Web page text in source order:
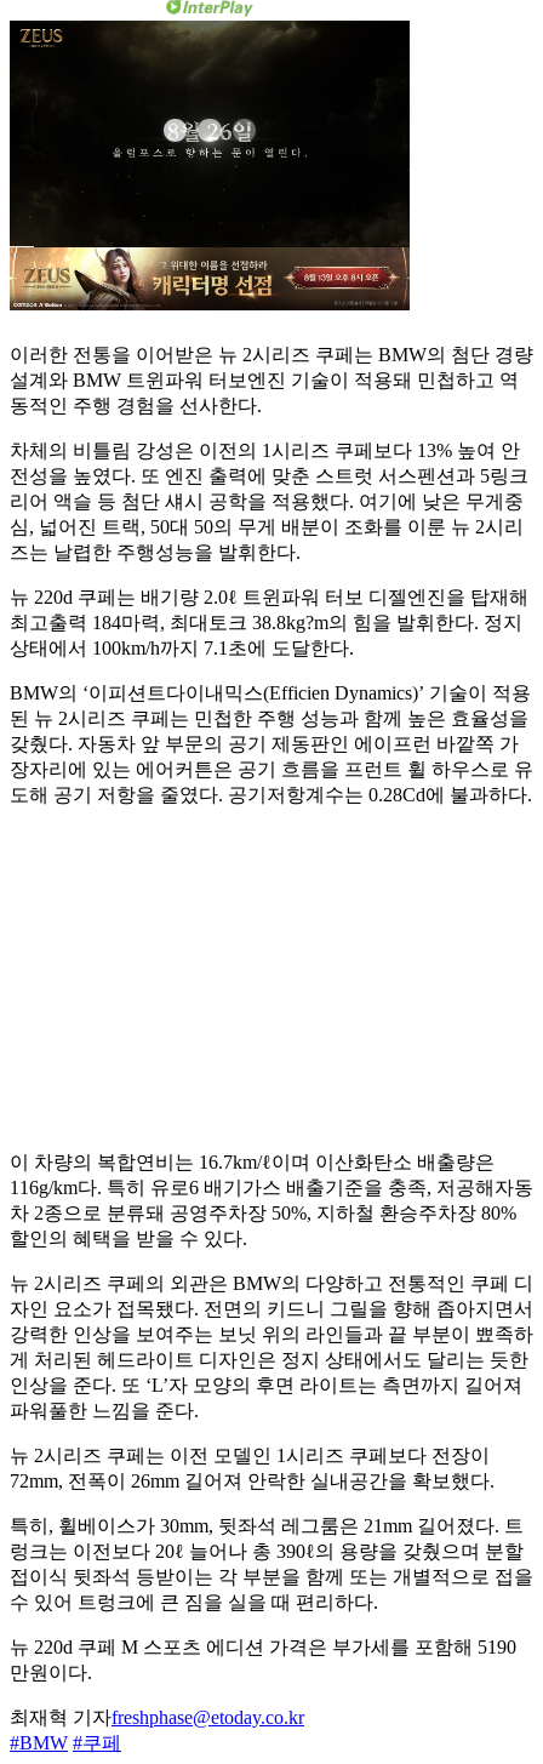
이러한 전통을 이어받은 뉴 2시리즈 쿠페는 BMW의 첨단 경량
설계와 BMW 트윈파워 터보엔진 기술이 적용돼 민첩하고 역
동적인 주행 경험을 선사한다.
차체의 비틀림 강성은 이전의 1시리즈 쿠페보다 13% 높여 안
전성을 높였다. 또 엔진 출력에 맞춘 스트럿 서스펜션과 5링크
리어 액슬 등 첨단 섀시 공학을 적용했다. 여기에 낮은 무게중
심, 넓어진 트랙, 50대 50의 무게 배분이 조화를 이룬 뉴 2시리
즈는 날렵한 주행성능을 발휘한다.
뉴 220d 쿠페는 배기량 2.0ℓ 트윈파워 터보 디젤엔진을 탑재해
최고출력 184마력, 최대토크 38.8kg?m의 힘을 발휘한다. 정지
상태에서 100km/h까지 7.1초에 도달한다.
BMW의 ‘이피션트다이내믹스(Efficien Dynamics)’ 기술이 적용
된 뉴 2시리즈 쿠페는 민첩한 주행 성능과 함께 높은 효율성을
갖췄다. 자동차 앞 부문의 공기 제동판인 에이프런 바깥쪽 가
장자리에 있는 에어커튼은 공기 흐름을 프런트 휠 하우스로 유
도해 공기 저항을 줄였다. 공기저항계수는 0.28Cd에 불과하다.
이 차량의 복합연비는 16.7km/ℓ이며 이산화탄소 배출량은
116g/km다. 특히 유로6 배기가스 배출기준을 충족, 저공해자동
차 2종으로 분류돼 공영주차장 50%, 지하철 환승주차장 80%
할인의 혜택을 받을 수 있다.
뉴 2시리즈 쿠페의 외관은 BMW의 다양하고 전통적인 쿠페 디
자인 요소가 접목됐다. 전면의 키드니 그릴을 향해 좁아지면서
강력한 인상을 보여주는 보닛 위의 라인들과 끝 부분이 뾰족하
게 처리된 헤드라이트 디자인은 정지 상태에서도 달리는 듯한
인상을 준다. 또 ‘L’자 모양의 후면 라이트는 측면까지 길어져
파워풀한 느낌을 준다.
뉴 2시리즈 쿠페는 이전 모델인 1시리즈 쿠페보다 전장이
72mm, 전폭이 26mm 길어져 안락한 실내공간을 확보했다.
특히, 휠베이스가 30mm, 뒷좌석 레그룸은 21mm 길어졌다. 트
렁크는 이전보다 20ℓ 늘어나 총 390ℓ의 용량을 갖췄으며 분할
접이식 뒷좌석 등받이는 각 부분을 함께 또는 개별적으로 접을
수 있어 트렁크에 큰 짐을 실을 때 편리하다.
뉴 220d 쿠페 M 스포츠 에디션 가격은 부가세를 포함해 5190
만원이다.
최재혁 기자freshphase@etoday.co.kr
#BMW #쿠페